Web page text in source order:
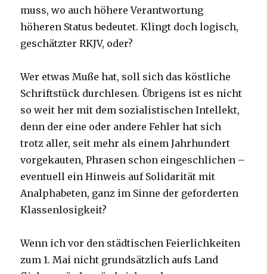
muss, wo auch höhere Verantwortung
höheren Status bedeutet. Klingt doch logisch,
geschätzter RKJV, oder?
Wer etwas Muße hat, soll sich das köstliche
Schriftstück durchlesen. Übrigens ist es nicht
so weit her mit dem sozialistischen Intellekt,
denn der eine oder andere Fehler hat sich
trotz aller, seit mehr als einem Jahrhundert
vorgekauten, Phrasen schon eingeschlichen –
eventuell ein Hinweis auf Solidarität mit
Analphabeten, ganz im Sinne der geforderten
Klassenlosigkeit?
Wenn ich vor den städtischen Feierlichkeiten
zum 1. Mai nicht grundsätzlich aufs Land